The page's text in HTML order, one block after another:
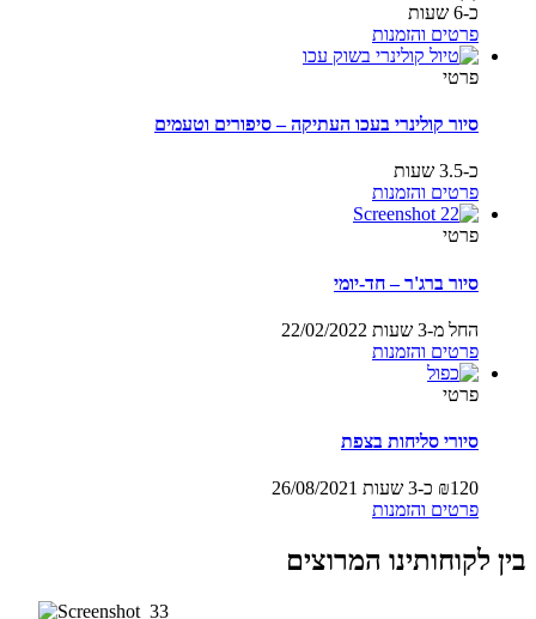
כ-6 שעות
פרטים והזמנות
פרטי
סיור קולינרי בעכו העתיקה – סיפורים וטעמים
כ-3.5 שעות
פרטים והזמנות
פרטי
סיור ברג'ר – חד-יומי
החל מ-3 שעות
22/02/2022
פרטים והזמנות
פרטי
סיורי סליחות בצפת
₪ 120 כ-3 שעות
26/08/2021
פרטים והזמנות
בין לקוחותינו המרוצים